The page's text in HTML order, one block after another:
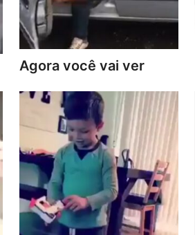
Agora você vai ver